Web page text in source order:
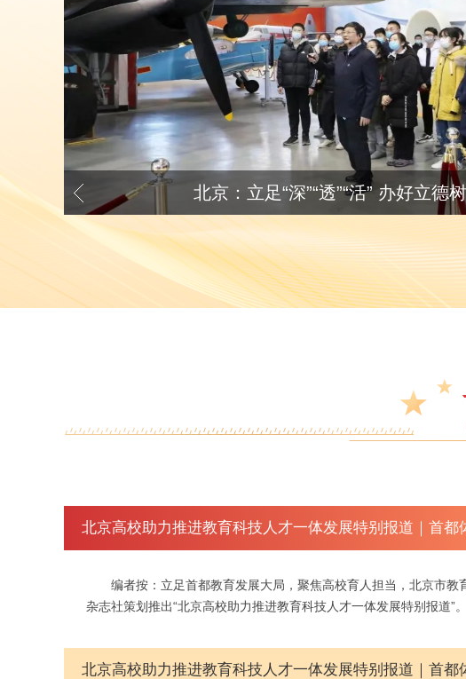
平谷区“近光讲堂”开学第一课开讲 翟
编者按：立足首都教育发展大局，聚焦高校育人担当，北京市教
杂志社策划推出“北京高校助力推进教育科技人才一体发展特别报道”。